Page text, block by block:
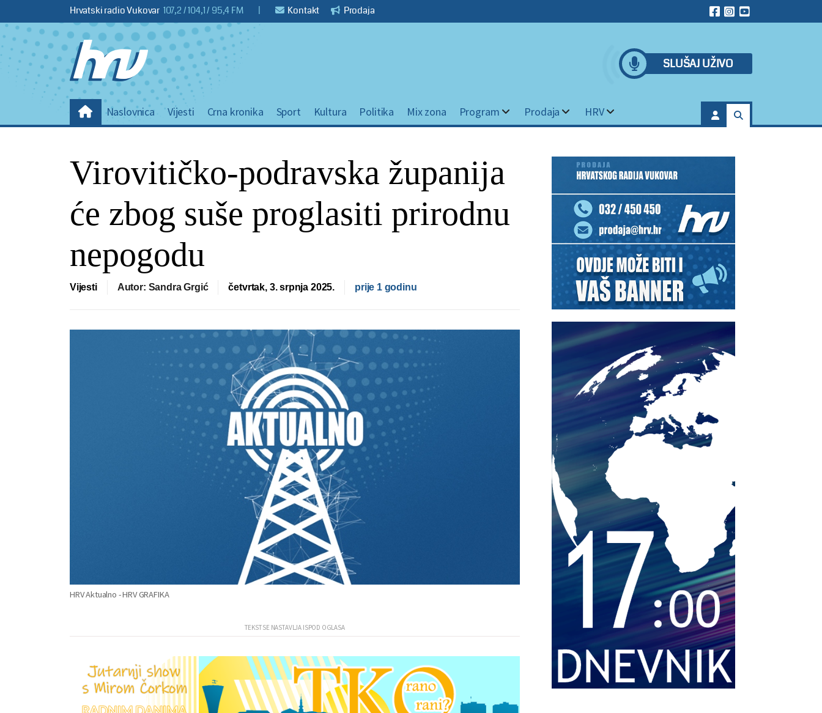
Hrvatski radio Vukovar 107,2 / 104,1 / 95,4 FM | Kontakt Prodaja
SLUŠAJ UŽIVO
Naslovnica Vijesti Crna kronika Sport Kultura Politika Mix zona Program Prodaja HRV
Virovitičko-podravska županija
će zbog suše proglasiti prirodnu
nepogodu
Vijesti Autor: Sandra Grgić četvrtak, 3. srpnja 2025. prije 1 godinu
HRV Aktualno - HRV GRAFIKA